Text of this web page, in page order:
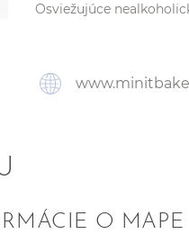
Osviežujúce
O MAPE